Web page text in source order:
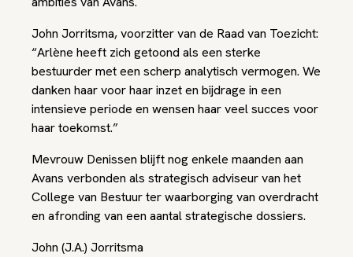
John Jorritsma, voorzitter van de Raad van Toezicht:
“Arlène heeft zich getoond als een sterke
bestuurder met een scherp analytisch vermogen. We
danken haar voor haar inzet en bijdrage in een
intensieve periode en wensen haar veel succes voor
haar toekomst.”
Mevrouw Denissen blijft nog enkele maanden aan
Avans verbonden als strategisch adviseur van het
College van Bestuur ter waarborging van overdracht
en afronding van een aantal strategische dossiers.
John (J.A.) Jorritsma